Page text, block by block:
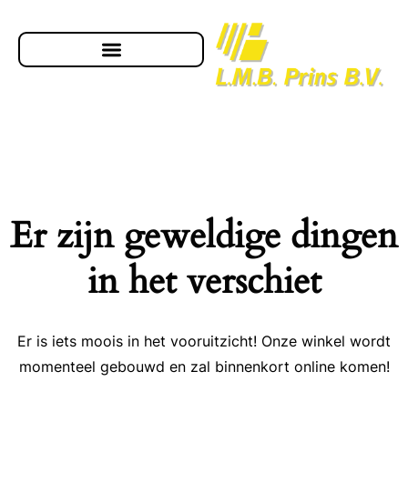
Er zijn geweldige dingen
in het verschiet
Er is iets moois in het vooruitzicht! Onze winkel wordt
momenteel gebouwd en zal binnenkort online komen!